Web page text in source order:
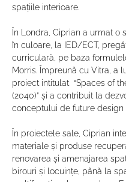
spațiile interioare.
În Londra, Ciprian a urmat o
în culoare, la IED/ECT,
curriculară, pe baza
Morris. Împreună cu Vitra, a
proiect intitulat  “Spaces of
(2040)” și a contribuit la
conceptului de future design
În proiectele sale, Ciprian
materiale și produse
renovarea și amenajarea
birouri și locuințe, până la